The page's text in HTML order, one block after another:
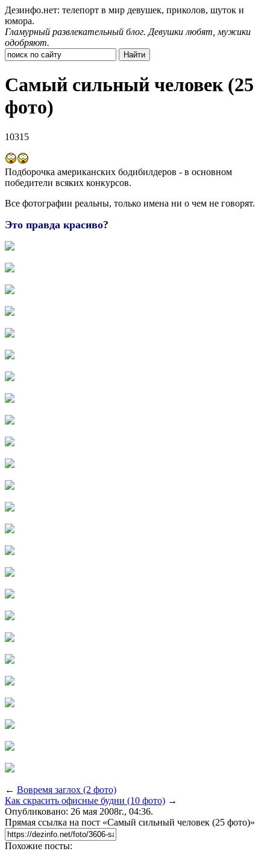
Дезинфо.нет: телепорт в мир девушек, приколов, шуток и
юмора.
Гламурный развлекательный блог. Девушки любят, мужики
одобряют.
Самый сильный человек (25
фото)
10315
Подборочка американских бодибилдеров - в основном
победители всяких конкурсов.
Все фотографии реальны, только имена ни о чем не говорят.
Это правда красиво?
← Вовремя заглох (2 фото)
Как скрасить офисные будни (10 фото) →
Опубликовано: 26 мая 2008г., 04:36.
Прямая ссылка на пост «Самый сильный человек (25 фото)»
Похожие посты: